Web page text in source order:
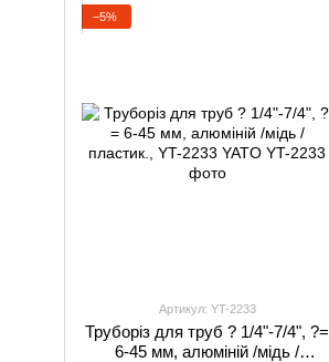
−5%
Артикул: YT-2233
Труборіз для труб ? 1/4"-7/4", ?=
6-45 мм, алюміній /мідь /